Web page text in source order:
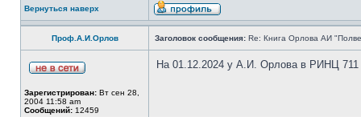
Вернуться наверх
Проф.А.И.Орлов Заголовок сообщения: Re: Книга Орлова АИ
Зарегистрирован: Вт сен 28,
2004 11:58 am
Сообщений: 12459
На 01.12.2024 у А.И. Орлова в РИНЦ 711